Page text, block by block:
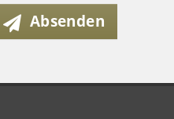
Absenden